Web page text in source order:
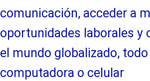
comunicación, acceder a
oportunidades laborales y
el mundo globalizado,
computadora o celular